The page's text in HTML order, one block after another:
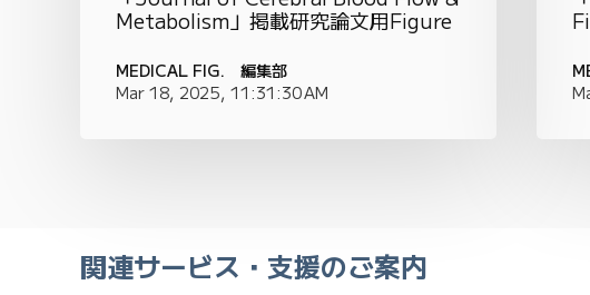
Metabolism」掲載研究論文用Figure
MEDICAL FIG. 編集部
Mar 18, 2025, 11:31:30 AM
関連サービス・支援のご案内